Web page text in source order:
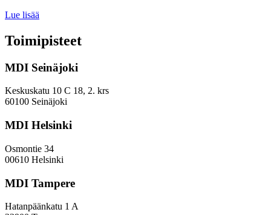
Lue lisää
merkittävistä
rahavirroista,
niistä
vaikeaa
muodostaa
Toimipisteet
MDI Seinäjoki
Keskuskatu 10 C 18, 2. krs
60100 Seinäjoki
MDI Helsinki
Osmontie 34
00610 Helsinki
MDI Tampere
Hatanpäänkatu 1 A